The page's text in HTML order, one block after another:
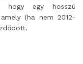
hogy egy hosszú
(ha nem 2012-